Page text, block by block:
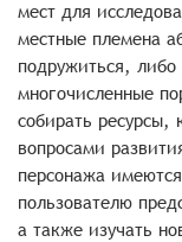
мест для
местные племена
подружиться,
многочисленные
собирать ресурсы,
вопросами
персонажа
пользователю
а также изучать